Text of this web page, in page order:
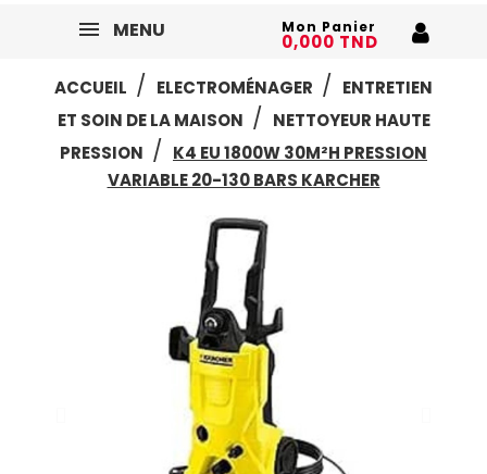
MENU Mon Panier
0,000 TND
ACCUEIL
ELECTROMÉNAGER
ENTRETIEN
ET SOIN DE LA MAISON
NETTOYEUR HAUTE
PRESSION
K4 EU 1800W 30M²H PRESSION
VARIABLE 20-130 BARS KARCHER